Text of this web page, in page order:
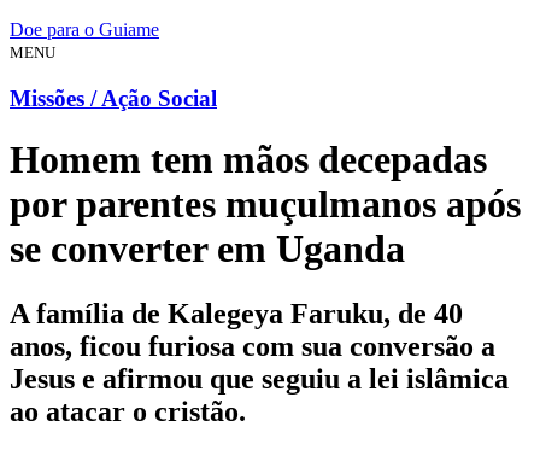
Doe para o Guiame
MENU
Missões / Ação Social
Homem tem mãos decepadas
por parentes muçulmanos após
se converter em Uganda
A família de Kalegeya Faruku, de 40
anos, ficou furiosa com sua conversão a
Jesus e afirmou que seguiu a lei islâmica
ao atacar o cristão.